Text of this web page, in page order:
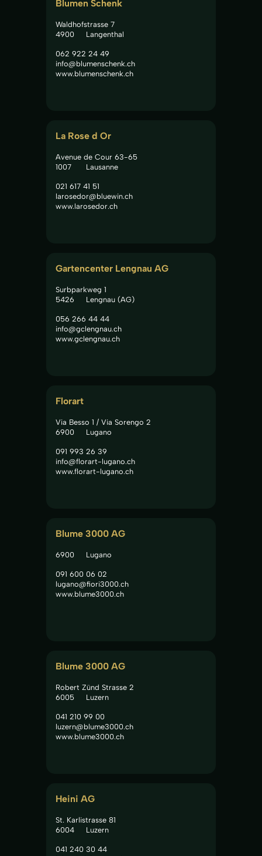
Blumen Schenk
Waldhofstrasse 7
4900
Langenthal
062 922 24 49
info@blumenschenk.ch
www.blumenschenk.ch
La Rose d Or
Avenue de Cour 63-65
1007
Lausanne
021 617 41 51
larosedor@bluewin.ch
www.larosedor.ch
Gartencenter Lengnau AG
Surbparkweg 1
5426
Lengnau (AG)
056 266 44 44
info@gclengnau.ch
www.gclengnau.ch
Florart
Via Besso 1 / Via Sorengo 2
6900
Lugano
091 993 26 39
info@florart-lugano.ch
www.florart-lugano.ch
Blume 3000 AG
6900 Lugano
091 600 06 02
lugano@fiori3000.ch
www.blume3000.ch
Blume 3000 AG
Robert Zünd Strasse 2
6005
Luzern
041 210 99 00
luzern@blume3000.ch
www.blume3000.ch
Heini AG
St. Karlistrasse 81
6004
Luzern
041 240 30 44